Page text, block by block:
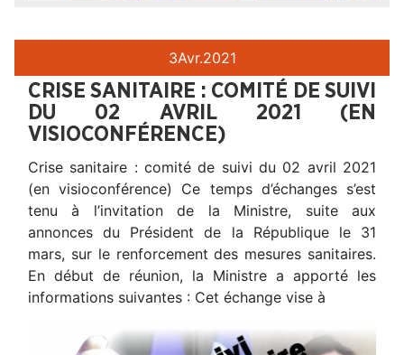
3Avr.2021
CRISE SANITAIRE : COMITÉ DE SUIVI
DU 02 AVRIL 2021 (EN
VISIOCONFÉRENCE)
Crise sanitaire : comité de suivi du 02 avril 2021
(en visioconférence) Ce temps d’échanges s’est
tenu à l’invitation de la Ministre, suite aux
annonces du Président de la République le 31
mars, sur le renforcement des mesures sanitaires.
En début de réunion, la Ministre a apporté les
informations suivantes : Cet échange vise à